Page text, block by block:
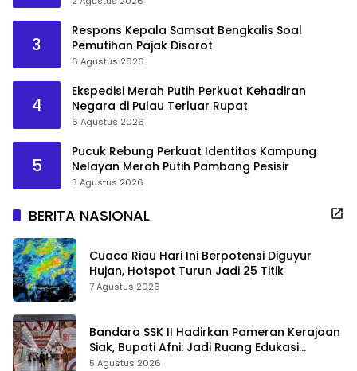
3
Respons Kepala Samsat Bengkalis Soal
Pemutihan Pajak Disorot
6 Agustus 2026
4
Ekspedisi Merah Putih Perkuat Kehadiran
Negara di Pulau Terluar Rupat
6 Agustus 2026
5
Pucuk Rebung Perkuat Identitas Kampung
Nelayan Merah Putih Pambang Pesisir
3 Agustus 2026
BERITA NASIONAL
Cuaca Riau Hari Ini Berpotensi Diguyur
Hujan, Hotspot Turun Jadi 25 Titik
7 Agustus 2026
Bandara SSK II Hadirkan Pameran Kerajaan
Siak, Bupati Afni: Jadi Ruang Edukasi
Sejarah Riau
5 Agustus 2026